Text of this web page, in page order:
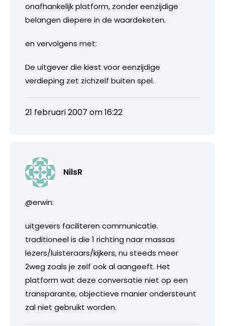
onafhankelijk platform, zonder eenzijdige
belangen diepere in de waardeketen.
en vervolgens met:
De uitgever die kiest voor eenzijdige
verdieping zet zichzelf buiten spel.
21 februari 2007 om 16:22
NilsR
@erwin:
uitgevers faciliteren communicatie.
traditioneel is die 1 richting naar massas
lezers/luisteraars/kijkers, nu steeds meer
2weg zoals je zelf ook al aangeeft. Het
platform wat deze conversatie niet op een
transparante, objectieve manier ondersteunt
zal niet gebruikt worden.